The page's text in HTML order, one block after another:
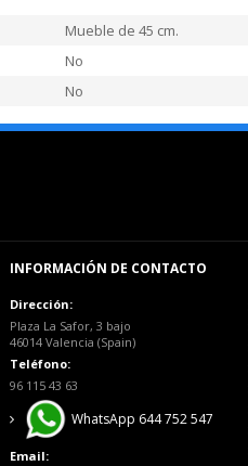
Mueble de 45 cm.
No
No
INFORMACIÓN DE CONTACTO
Dirección:
Plaza La Safor, 3 bajo
46014 Valencia (Spain)
Teléfono:
96 115 43 63
WhatsApp 644 752 547
Email: